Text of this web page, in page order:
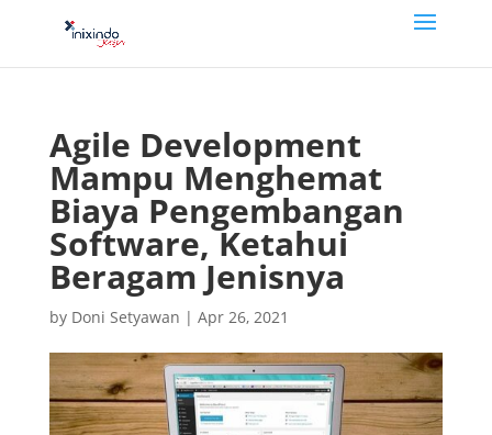
Agile Development
Mampu Menghemat
Biaya Pengembangan
Software, Ketahui
Beragam Jenisnya
by Doni Setyawan | Apr 26, 2021